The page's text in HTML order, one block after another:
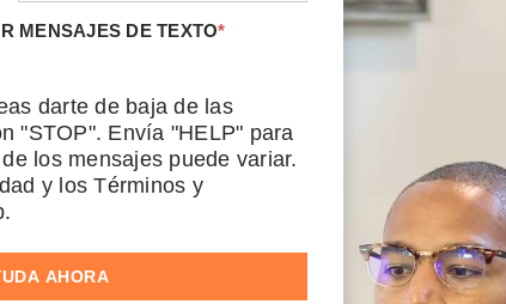
MENSAJES DE TEXTO*
darte de baja de las
"STOP". Envía "HELP" para
los mensajes puede variar.
y los Términos y